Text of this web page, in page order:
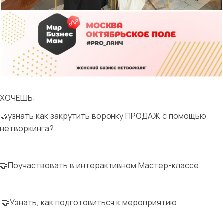
ХОЧЕШЬ:
🤝узнать как закрутить воронку ПРОДАЖ с помощью
нетворкинга?
🤝Поучаствовать в интерактивном Мастер-классе.
🤝Узнать, как подготовиться к мероприятию